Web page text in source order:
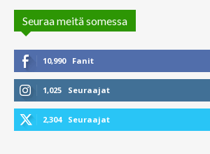
Seuraa meitä somessa
10,990 Fanit
1,025 Seuraajat
2,304 Seuraajat